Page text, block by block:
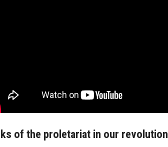
of the proletariat in our revolution